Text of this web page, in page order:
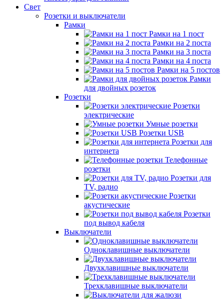
Свет
Розетки и выключатели
Рамки
Рамки на 1 пост
Рамки на 2 поста
Рамки на 3 поста
Рамки на 4 поста
Рамки на 5 постов
Рамки
для двойных розеток
Розетки
Розетки
электрические
Умные розетки
Розетки USB
Розетки для
интернета
Телефонные
розетки
Розетки для
TV, радио
Розетки
акустические
Розетки
под вывод кабеля
Выключатели
Одноклавишные выключатели
Двухклавишные выключатели
Трехклавишные выключатели